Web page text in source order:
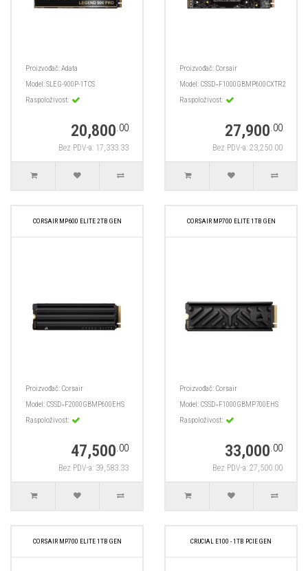
Proizvođač:Adata
Model:SLEG-900P-1TCS
Raspoloživost:
20,800.00
Bez PDV-a: 17,333.33
Proizvođač: Corsair
Model: CSSD‑F1000GBMP600CXTR2
Raspoloživost:
27,900.00
Bez PDV-a: 23,250.00
CORSAIR MP600 ELITE 2TB GEN
Proizvođač: Corsair
Model: CSSD‑F2000GBMP600EHS
Raspoloživost:
47,500.00
Bez PDV-a: 39,583.33
CORSAIR MP700 ELITE 1TB GEN
Proizvođač: Corsair
Model: CSSD‑F1000GBMP700EHS
Raspoloživost:
33,000.00
Bez PDV-a: 27,500.00
CORSAIR MP700 ELITE 1TB GEN CRUCIAL E100 - 1TB PCIE GEN